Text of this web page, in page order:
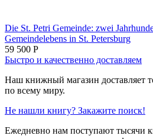
Die St. Petri Gemeinde: zwei
Gemeindelebens in St. Petersburg
59 500 Р
Быстро и качественно доставляем
Наш книжный магазин доставляет
по всему миру.
Не нашли книгу? Закажите поиск!
Ежедневно нам поступают тысячи